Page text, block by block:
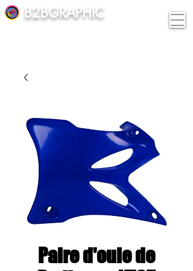
B2BGRAPHIC
Paire d'ouie de